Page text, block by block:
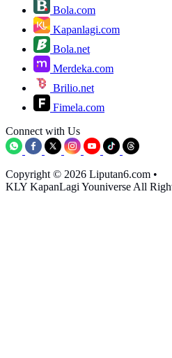
Bola.com
Kapanlagi.com
Bola.net
Merdeka.com
Brilio.net
Fimela.com
Connect with Us
Copyright © 2026 Liputan6.com •
KLY KapanLagi Youniverse All